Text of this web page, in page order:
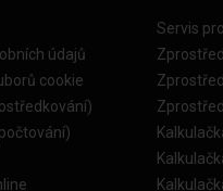
údajů
cookie
Servis